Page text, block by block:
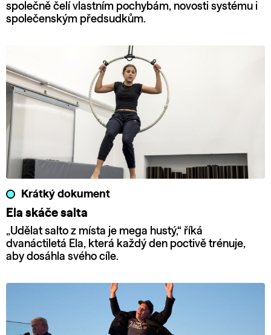
společně čelí vlastním pochybám, novosti systému i
společenským předsudkům.
Krátký dokument
Ela skáče salta
„Udělat salto z místa je mega hustý,“ říká
dvanáctiletá Ela, která každý den poctivě trénuje,
aby dosáhla svého cíle.